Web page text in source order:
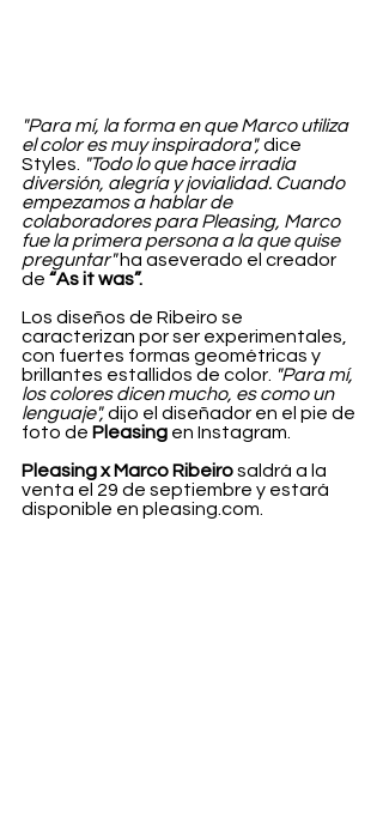
"Para mí, la forma en que Marco utiliza
el color es muy inspiradora", dice
Styles. "Todo lo que hace irradia
diversión, alegría y jovialidad. Cuando
empezamos a hablar de
colaboradores para Pleasing, Marco
fue la primera persona a la que quise
preguntar" ha aseverado el creador
de “As it was”.
Los diseños de Ribeiro se
caracterizan por ser experimentales,
con fuertes formas geométricas y
brillantes estallidos de color. "Para mí,
los colores dicen mucho, es como un
lenguaje", dijo el diseñador en el pie de
foto de Pleasing en Instagram.
Pleasing x Marco Ribeiro saldrá a la
venta el 29 de septiembre y estará
disponible en pleasing.com.